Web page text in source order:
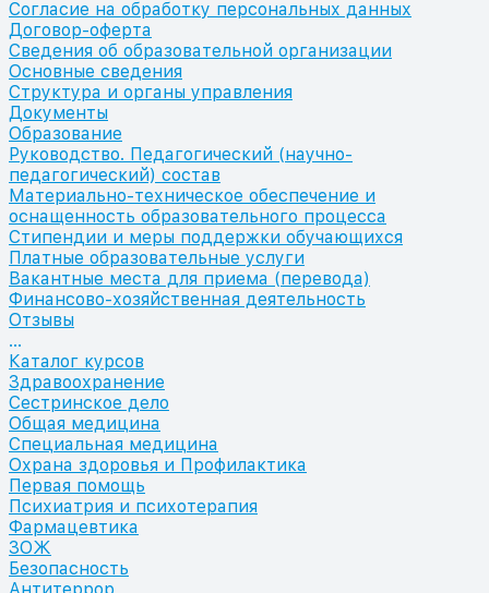
Согласие на обработку персональных данных
Договор-оферта
Сведения об образовательной организации
Основные сведения
Структура и органы управления
Документы
Образование
Руководство. Педагогический (научно-
педагогический) состав
Материально-техническое обеспечение и
оснащенность образовательного процесса
Стипендии и меры поддержки обучающихся
Платные образовательные услуги
Вакантные места для приема (перевода)
Финансово-хозяйственная деятельность
Отзывы
...
Каталог курсов
Здравоохранение
Сестринское дело
Общая медицина
Специальная медицина
Охрана здоровья и Профилактика
Первая помощь
Психиатрия и психотерапия
Фармацевтика
ЗОЖ
Безопасность